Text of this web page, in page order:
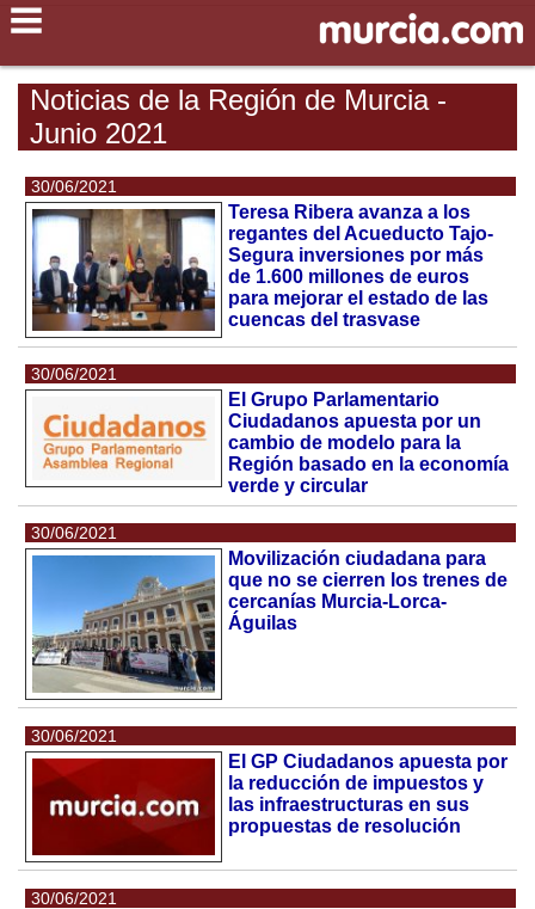
Noticias de la Región de Murcia -
Junio 2021
30/06/2021
Teresa Ribera avanza a los
regantes del Acueducto Tajo-
Segura inversiones por más
de 1.600 millones de euros
para mejorar el estado de las
cuencas del trasvase
30/06/2021
El Grupo Parlamentario
Ciudadanos apuesta por un
cambio de modelo para la
Región basado en la economía
verde y circular
30/06/2021
Movilización ciudadana para
que no se cierren los trenes de
cercanías Murcia-Lorca-
Águilas
30/06/2021
El GP Ciudadanos apuesta por
la reducción de impuestos y
las infraestructuras en sus
propuestas de resolución
30/06/2021